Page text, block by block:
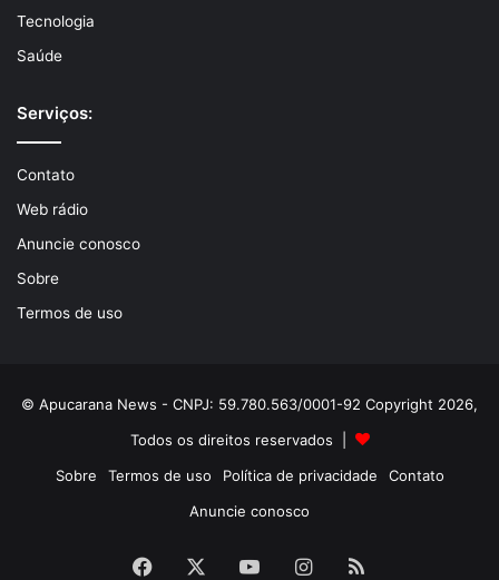
Tecnologia
Saúde
Serviços:
Contato
Web rádio
Anuncie conosco
Sobre
Termos de uso
© Apucarana News - CNPJ: 59.780.563/0001-92 Copyright 2026,
Todos os direitos reservados |
Sobre
Termos de uso Política de privacidade
Contato
Anuncie conosco
Facebook YouTubeInstagram
RSS